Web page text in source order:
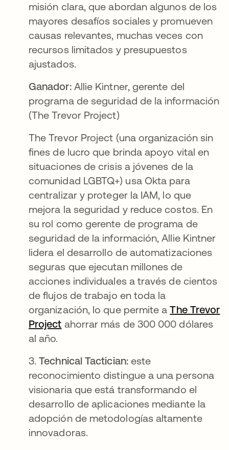
misión clara, que abordan algunos de los
mayores desafíos sociales y promueven
causas relevantes, muchas veces con
recursos limitados y presupuestos
ajustados.
Ganador:Allie Kintner, gerente del
programa de seguridad de la información
(The Trevor Project)
The Trevor Project (una organización sin
fines de lucro que brinda apoyo vital en
situaciones de crisis a jóvenes de la
comunidad LGBTQ+) usa Okta para
centralizar y proteger la IAM, lo que
mejora la seguridad y reduce costos. En
su rol como gerente de programa de
seguridad de la información, Allie Kintner
lidera el desarrollo de automatizaciones
seguras que ejecutan millones de
acciones individuales a través de cientos
de flujos de trabajo en toda la
organización, lo que permite aThe Trevor
Project ahorrar más de 300 000 dólares
al año.
3.Technical Tactician:este
reconocimiento distingue a una persona
visionaria que está transformando el
desarrollo de aplicaciones mediante la
adopción de metodologías altamente
innovadoras.